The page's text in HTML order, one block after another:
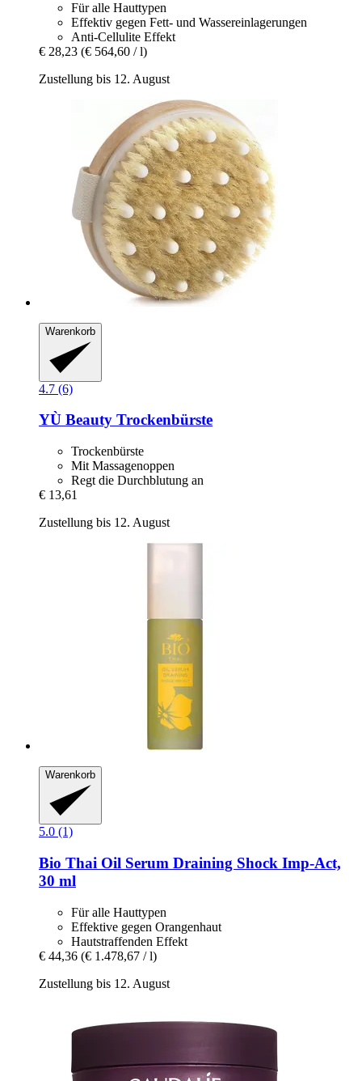
Für alle Hauttypen
Effektiv gegen Fett- und Wassereinlagerungen
Anti-Cellulite Effekt
€ 28,23 (€ 564,60 / l)
Zustellung bis 12. August
Warenkorb
4.7 (6)
YÙ Beauty Trockenbürste
Trockenbürste
Mit Massagenoppen
Regt die Durchblutung an
€ 13,61
Zustellung bis 12. August
Warenkorb
5.0 (1)
Bio Thai Oil Serum Draining Shock Imp-​Act,
30 ml
Für alle Hauttypen
Effektive gegen Orangenhaut
Hautstraffenden Effekt
€ 44,36 (€ 1.478,67 / l)
Zustellung bis 12. August